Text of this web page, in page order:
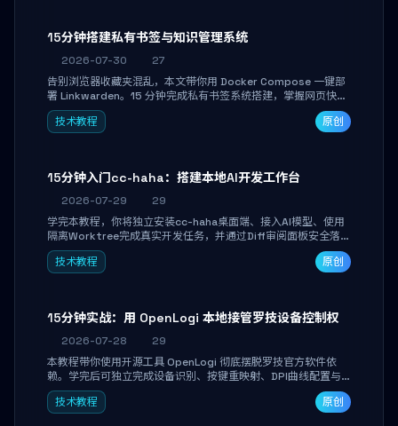
15分钟搭建私有书签与知识管理系统
2026-07-30
27
告别浏览器收藏夹混乱，本文带你用 Docker Compose 一键部
署 Linkwarden。15 分钟完成私有书签系统搭建，掌握网页快照
归档、高亮批注、分类管理与全文搜索。适合开发者与知识工作
者打造个人知识库，资料统一归档，随时检索。
技术教程 原创
15分钟入门cc-haha：搭建本地AI开发工作台
2026-07-29
29
学完本教程，你将独立安装cc-haha桌面端、接入AI模型、使用
隔离Worktree完成真实开发任务，并通过Diff审阅面板安全落地
AI代码改写。告别终端黑盒操作，让AI在沙箱环境中工作，你只
做审阅和决策。
技术教程 原创
15分钟实战：用 OpenLogi 本地接管罗技设备控制权
2026-07-28
29
本教程带你使用开源工具 OpenLogi 彻底摆脱罗技官方软件依
赖。学完后可独立完成设备识别、按键重映射、DPI曲线配置与
SmartShift调节，实现完全离线控制，保护隐私并释放硬件性
能。
技术教程 原创